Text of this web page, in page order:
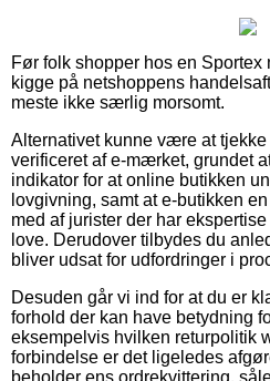
Før folk shopper hos en Sportex
kigge på netshoppens
meste ikke særlig morsomt.
Alternativet kunne være at
verificeret af e-mærket, grundet
indikator for at online butikken
lovgivning, samt at e-butikken
med af jurister der har
love. Derudover tilbydes du
bliver udsat for udfordringer i
Desuden går vi ind for at du er
forhold der kan have betydning
eksempelvis hvilken returpolitik
forbindelse er det ligeledes
beholder ens ordrekvittering,